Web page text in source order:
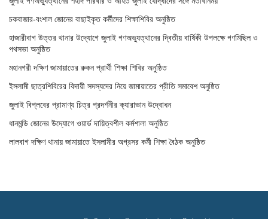
চকবাজার-বংশাল জোনের বাছাইকৃত কর্মীদের শিক্ষাশিবির অনুষ্ঠিত
হাজারীবাগ উত্তর থানার উদ্যোগে জুলাই গণঅভ্যুত্থানের দ্বিতীয় বার্ষিকী উপলক্ষে গণমিছিল ও
পথসভা অনুষ্ঠিত
মহানগরী দক্ষিণ জামায়াতের রুকন প্রার্থী শিক্ষা শিবির অনুষ্ঠিত
ইসলামী ছাত্রশিবিরের বিদায়ী সদস্যদের নিয়ে জামায়াতের প্রীতি সমাবেশ অনুষ্ঠিত
জুলাই বিপ্লবের প্রামাণ্য চিত্র প্রদর্শনীর ক্যারাভান উদ্বোধন
ধানমন্ডি জোনের উদ্যোগে ওয়ার্ড দায়িত্বশীল কর্মশালা অনুষ্ঠিত
লালবাগ দক্ষিণ থানায় জামায়াতে ইসলামীর অগ্রসর কর্মী শিক্ষা বৈঠক অনুষ্ঠিত